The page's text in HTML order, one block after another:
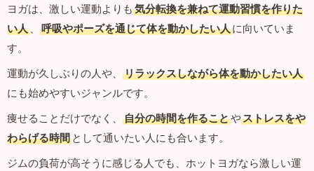
ヨガは、激しい運動よりも 気分転換を兼ねて運動習慣を作りた
い人 、 呼吸やポーズを通じて体を動かしたい人に向いていま
す。
運動が久しぶりの人や、
リラックスしながら体を動かしたい人
にも始めやすいジャンルです。
痩せることだけでなく、
自分の時間を作ることやストレスをや
わらげる時間 として通いたい人にも合います。
ジムの負荷が高そうに感じる人でも、ホットヨガなら激しい運